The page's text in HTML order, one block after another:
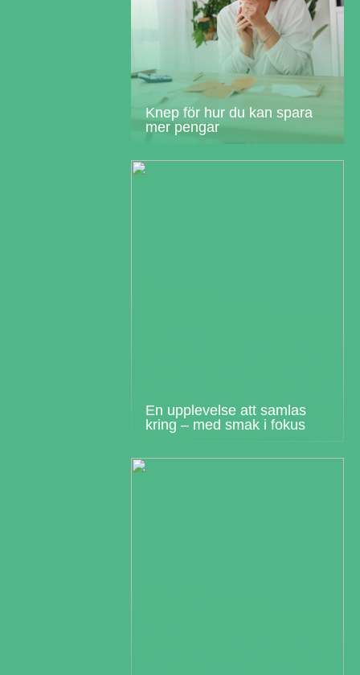
Knep för hur du kan spara
mer pengar
En upplevelse att samlas
kring – med smak i fokus